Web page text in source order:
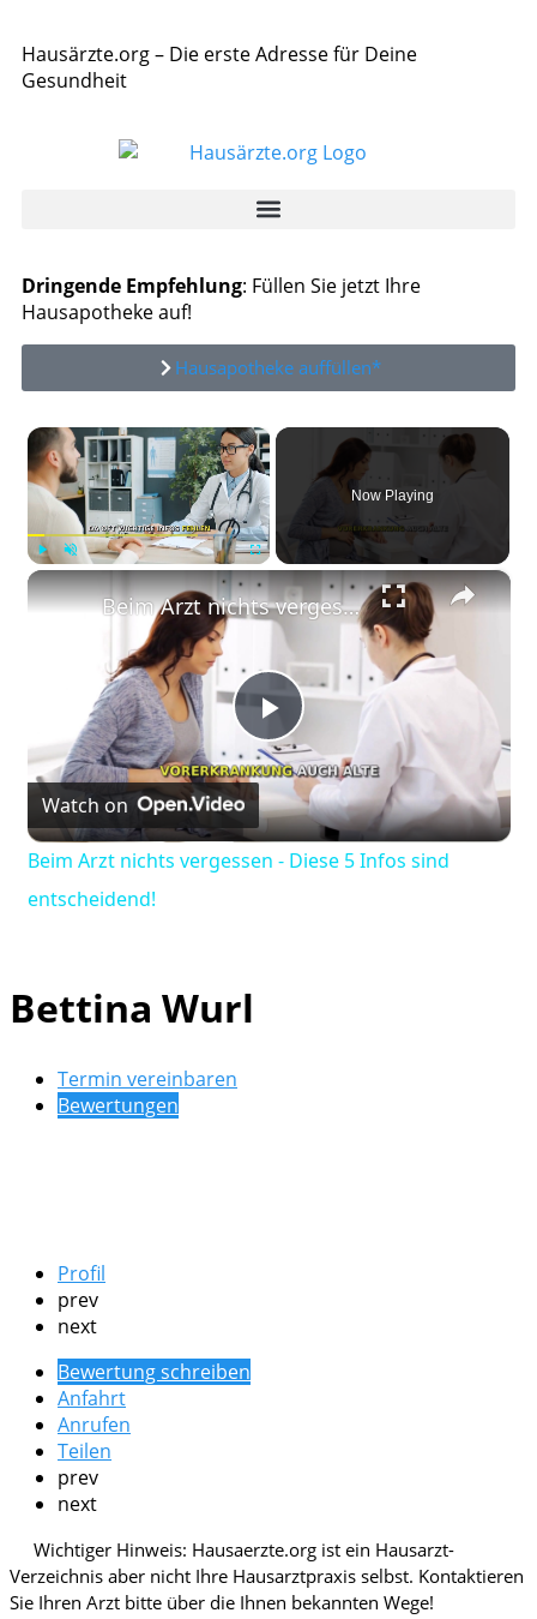
Hausärzte.org – Die erste Adresse für Deine
Gesundheit
Dringende Empfehlung: Füllen Sie jetzt Ihre
Hausapotheke auf!
Hausapotheke auffüllen*
×
Now Playing
×
Play
Video
Beim Arzt nichts vergessen - Diese 5 Infos sind entscheidend!
Watch on
Beim Arzt nichts vergessen - Diese 5 Infos sind
entscheidend!
Bettina Wurl
Termin vereinbaren
Bewertungen
Profil
prev
next
Bewertung schreiben
Anfahrt
Anrufen
Teilen
prev
next